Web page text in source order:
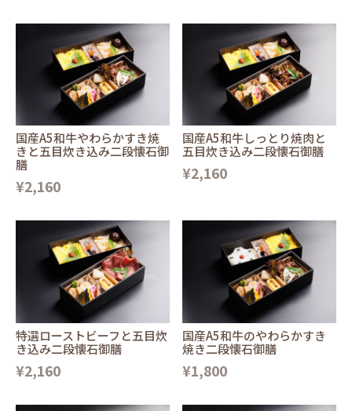
国産A5和牛やわらかすき焼
きと五目炊き込み二段懐石御
膳
¥2,160
国産A5和牛しっとり焼肉と
五目炊き込み二段懐石御膳
¥2,160
特選ローストビーフと五目炊
き込み二段懐石御膳
¥2,160
国産A5和牛のやわらかすき
焼き二段懐石御膳
¥1,800